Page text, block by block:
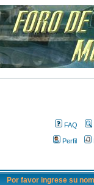
FAQ
Perfil
Por favor ingrese su